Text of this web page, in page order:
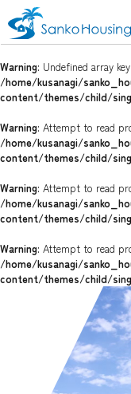
Warning: Undefined array
/home/kusanagi/
content/themes/child/
Warning: Attempt to read
/home/kusanagi/
content/themes/child/
Warning: Attempt to read
/home/kusanagi/
content/themes/child/
Warning: Attempt to read
/home/kusanagi/
content/themes/child/